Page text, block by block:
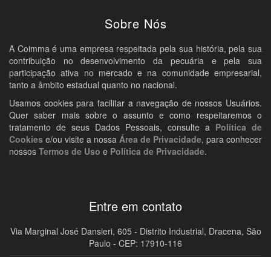
Sobre Nós
A Coimma é uma empresa respeitada pela sua história, pela sua
contribuição no desenvolvimento da pecuária e pela sua
participação ativa no mercado e na comunidade empresarial,
tanto a âmbito estadual quanto no nacional.
Usamos cookies para facilitar a navegação de nossos Usuários.
Quer saber mais sobre o assunto e como respeitaremos o
tratamento de seus Dados Pessoais, consulte a Política de
Cookies e/ou visite a nossa Área de Privacidade, para conhecer
nossos Termos de Uso e Política de Privacidade.
Entre em contato
Via Marginal José Dansieri, 605 - Distrito Industrial, Dracena, São
Paulo - CEP: 17910-116